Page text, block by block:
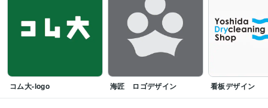
コム大-logo 海匠 ロゴデザイン 看板デザイン